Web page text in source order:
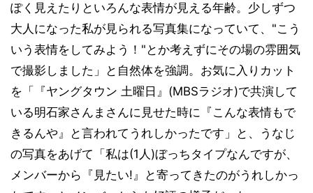
ぽく見えたりといろんな表情が見える年齢。少しずつ
大人になった私が見られる写真集になっていて、"こう
いう表情をしてみよう！"とか考えずにその場の雰囲気
で撮影しました」と自然体を強調。お気に入りカット
を「『ヤングタウン 土曜日』(MBSラジオ)で共演して
いる明石家さんまさんに見せた時に『こんな表情もで
きるんや』と言われてうれしかったです」と、うなじ
の写真をあげて「私は(1人)ぼっちタイプなんですが、
メンバーから『見たい!』と寄ってきたのがうれしかっ